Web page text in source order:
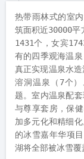
热带雨林式的室
筑面积近30000平
1431个，女宾
有的四季观海温
真正实现温泉水
溶洞温泉（7个
题。室内温泉配
与尊享套房，保